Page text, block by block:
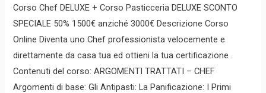
Corso Chef DELUXE + Corso Pasticceria DELUXE SCONTO
SPECIALE 50% 1500€ anziché 3000€ Descrizione Corso
Online Diventa uno Chef professionista velocemente e
direttamente da casa tua ed ottieni la tua certificazione .
Contenuti del corso: ARGOMENTI TRATTATI – CHEF
Argomenti di base: Gli Antipasti: La Panificazione: I Primi